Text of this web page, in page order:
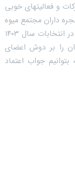
و فعالیتهای خوبی
داران مجتمع میوه
تره بار ولیعصر (عج) که با حضور پر رنگشان در انتخابات سال ۱۴۰۳
را بر دوش اعضای
بتوانیم جواب اعتماد